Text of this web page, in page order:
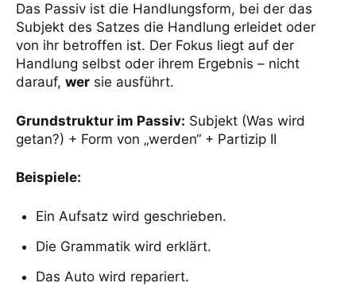
Das Passiv ist die Handlungsform, bei der das
Subjekt des Satzes die Handlung erleidet oder
von ihr betroffen ist. Der Fokus liegt auf der
Handlung selbst oder ihrem Ergebnis – nicht
darauf, wer sie ausführt.
Grundstruktur im Passiv: Subjekt (Was wird
getan?) + Form von „werden“ + Partizip II
Beispiele:
Ein Aufsatz wird geschrieben.
Die Grammatik wird erklärt.
Das Auto wird repariert.